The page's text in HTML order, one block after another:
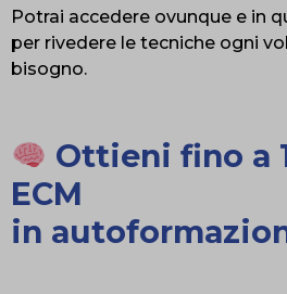
Potrai accedere ovunque e in
per rivedere le tecniche ogni
bisogno.
Ottieni fino a
ECM
in